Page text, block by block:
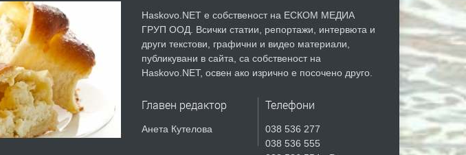
Haskovo.NET е собственост на ЕСКОМ МЕДИА
ГРУП ООД. Всички статии, репортажи, интервюта и
други текстови, графични и видео материали,
публикувани в сайта, са собственост на
Haskovo.NET, освен ако изрично е посочено друго.
Главен редактор
Анета Кутелова
Телефони
038 536 277
038 536 555